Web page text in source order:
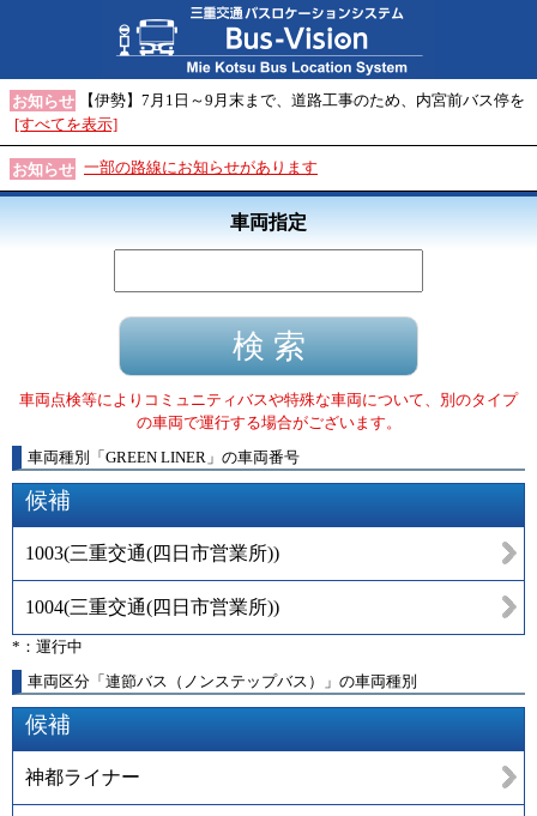
お知らせ
【伊勢】7月1日～9月末まで、道路工事のため、内宮前バス停を
[すべてを表示]
お知らせ 一部の路線にお知らせがあります
車両指定
車両点検等によりコミュニティバスや特殊な車両について、別のタイプ
の車両で運行する場合がございます。
車両種別
「 GREEN LINER 」 の車両番号
候補
1003(三重交通(四日市営業所))
1004(三重交通(四日市営業所))
*：運行中
車両区分「連節バス（ノンステップバス）」の車両種別
候補
神都ライナー